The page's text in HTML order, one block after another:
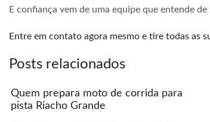
E confiança vem de uma equipe que entende de
Entre em contato agora mesmo e tire todas as
Posts relacionados
Quem prepara moto de corrida para
pista Riacho Grande